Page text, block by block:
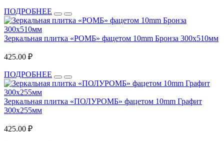
ПОДРОБНЕЕ
Зеркальная плитка «РОМБ» фацетом 10mm Бронза 300х510мм
425.00 ₽
ПОДРОБНЕЕ
Зеркальная плитка «ПОЛУРОМБ» фацетом 10mm Графит
300х255мм
425.00 ₽